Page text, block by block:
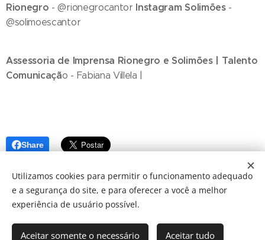
Rionegro - @rionegrocantor Instagram Solimões-
@solimoescantor
Assessoria de Imprensa Rionegro e Solimões | Talento
Comunicação - Fabiana Villela |
Share
Utilizamos cookies para permitir o funcionamento adequado
e a segurança do site, e para oferecer a você a melhor
experiência de usuário possível.
Aceitar somente o necessário Aceitar tudo